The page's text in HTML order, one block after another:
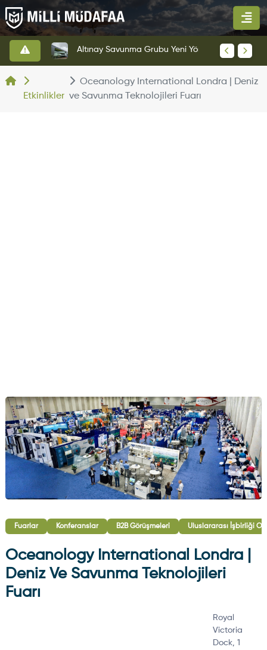
Etkinlikler
Oceanology International Londra | Deniz
ve Savunma Teknolojileri Fuarı
Fuarlar Konferanslar B2B Görüşmeleri Uluslararası İşbirliği
Oceanology International Londra |
Deniz Ve Savunma Teknolojileri
Fuarı
Royal
Victoria
Dock, 1